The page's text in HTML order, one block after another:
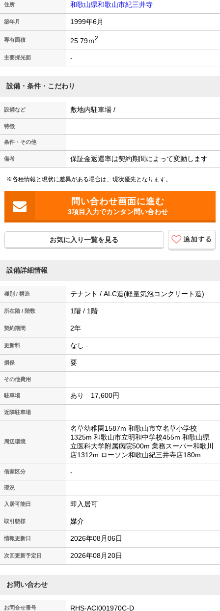
住所 和歌山県和歌山市紀三井寺
築年月 1999年6月
専有面積 25.79ｍ2
主要採光面 -
設備・条件・こだわり
設備など 敷地内駐車場 /
特徴
条件・その他
備考 保証金返還率は契約期間によって変動します
※各種情報と現状に差異がある場合は、現状優先となります。
3項目入力でカンタン問い合わせ
お気に入り一覧を見る
設備詳細情報
種別 / 構造 テナント / ALC造(軽量気泡コンクリート造)
所在階 / 階数 1階 / 1階
契約期間 2年
更新料 なし -
損保 要
その他費用
駐車場 あり 17,600円
近隣駐車場
周辺環境
名草幼稚園1587m 和歌山市立名草小学校
1325m 和歌山市立明和中学校455m 和歌山県
立医科大学附属病院500m 業務スーパー和歌川
店1312m ローソン和歌山紀三井寺店180m
借家区分 -
現況
入居可能日 即入居可
取引態様 媒介
情報更新日 2026年08月06日
次回更新予定日 2026年08月20日
お問い合わせ
お問合せ番号 RHS-ACI001970C-D